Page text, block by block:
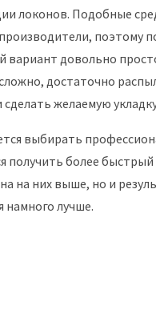
локонов. Подобные
поэтому
вариант довольно
достаточно
желаемую
выбирать
получить более
на них выше, но и
намного лучше.